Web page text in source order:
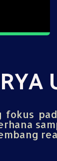
fokus